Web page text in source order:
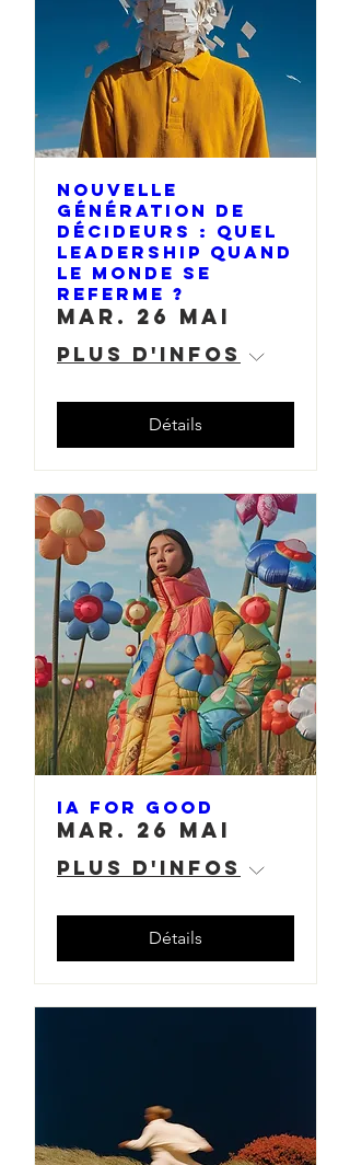
Nouvelle
génération de
décideurs : quel
leadership quand
le monde se
referme ?
mar. 26 mai
Plus d'infos
Détails
IA for Good
mar. 26 mai
Plus d'infos
Détails